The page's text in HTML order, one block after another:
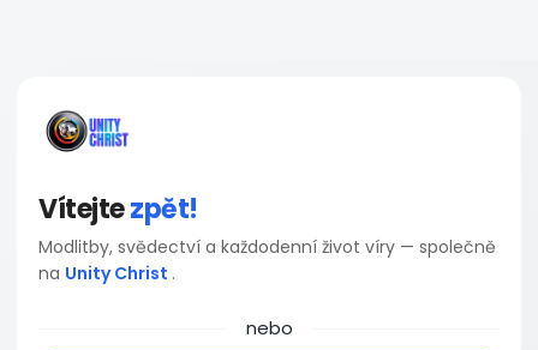
Vítejtezpět!
Modlitby, svědectví a každodenní život víry — společně
na Unity Christ .
nebo